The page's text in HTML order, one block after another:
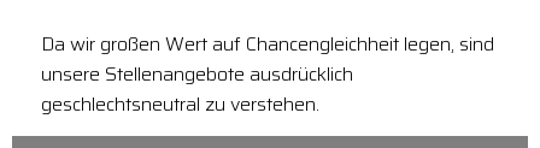
Da wir großen Wert auf Chancengleichheit legen, sind
unsere Stellenangebote ausdrücklich
geschlechtsneutral zu verstehen.